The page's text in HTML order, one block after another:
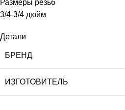
Размеры резьб
3/4-3/4 дюйм
Детали
БРЕНД
ИЗГОТОВИТЕЛЬ